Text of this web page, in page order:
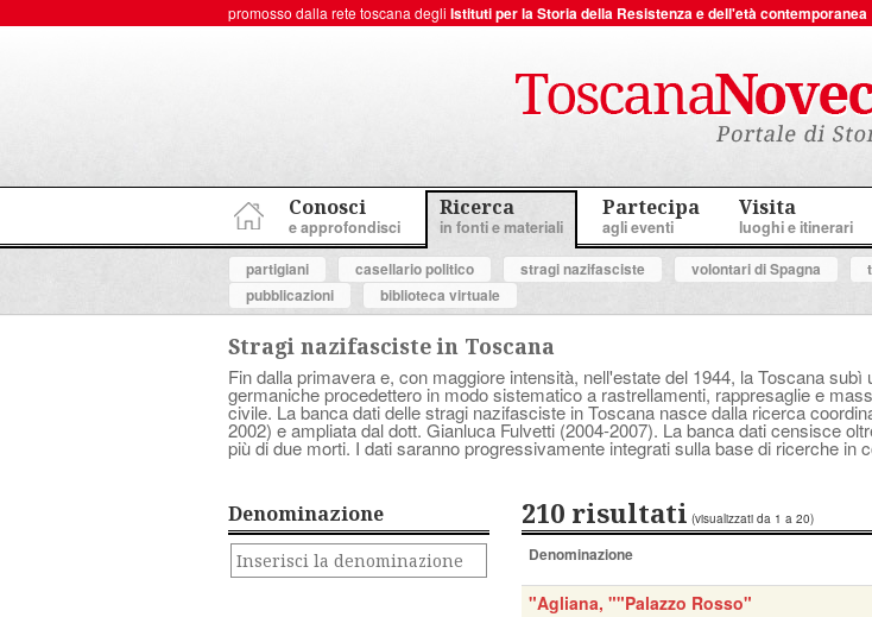
promosso dalla rete toscana degli Istituti per la Storia della Resistenza e dell'età contemporanea
Conosci
e approfondisci
Ricerca
in fonti e materiali
Partecipa
agli eventi
Visita
luoghi e itinerari
partigiani
casellario politico stragi nazifasciste volontari di Spagna
pubblicazioni
biblioteca virtuale
Stragi nazifasciste in Toscana
Fin dalla primavera e, con maggiore intensità, nell'estate del 1944, la Toscana
germaniche procedettero in modo sistematico a rastrellamenti, rappresaglie e
civile. La banca dati delle stragi nazifasciste in Toscana nasce dalla ricerca
2002) e ampliata dal dott. Gianluca Fulvetti (2004-2007). La banca dati censisce
più di due morti. I dati saranno progressivamente integrati sulla base di ricerche in
Denominazione 210 risultati (visualizzati da 1 a 20)
Denominazione
"Agliana, ""Palazzo Rosso"